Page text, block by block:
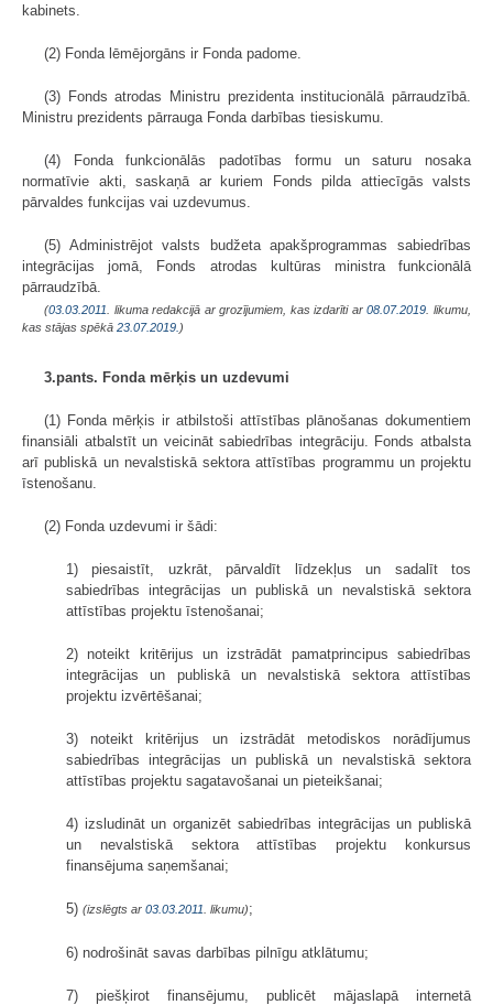
kabinets.
(2) Fonda lēmējorgāns ir Fonda padome.
(3) Fonds atrodas Ministru prezidenta institucionālā pārraudzībā.
Ministru prezidents pārrauga Fonda darbības tiesiskumu.
(4) Fonda funkcionālās padotības formu un saturu nosaka
normatīvie akti, saskaņā ar kuriem Fonds pilda attiecīgās valsts
pārvaldes funkcijas vai uzdevumus.
(5) Administrējot valsts budžeta apakšprogrammas sabiedrības
integrācijas jomā, Fonds atrodas kultūras ministra funkcionālā
pārraudzībā.
(03.03.2011 . likuma redakcijā ar grozījumiem, kas izdarīti ar08.07.2019 . likumu,
kas stājas spēkā 23.07.2019. )
3.pants. Fonda mērķis un uzdevumi
(1) Fonda mērķis ir atbilstoši attīstības plānošanas dokumentiem
finansiāli atbalstīt un veicināt sabiedrības integrāciju. Fonds atbalsta
arī publiskā un nevalstiskā sektora attīstības programmu un projektu
īstenošanu.
(2) Fonda uzdevumi ir šādi:
1) piesaistīt, uzkrāt, pārvaldīt līdzekļus un sadalīt tos
sabiedrības integrācijas un publiskā un nevalstiskā sektora
attīstības projektu īstenošanai;
2) noteikt kritērijus un izstrādāt pamatprincipus sabiedrības
integrācijas un publiskā un nevalstiskā sektora attīstības
projektu izvērtēšanai;
3) noteikt kritērijus un izstrādāt metodiskos norādījumus
sabiedrības integrācijas un publiskā un nevalstiskā sektora
attīstības projektu sagatavošanai un pieteikšanai;
4) izsludināt un organizēt sabiedrības integrācijas un publiskā
un nevalstiskā sektora attīstības projektu konkursus
finansējuma saņemšanai;
5) (izslēgts ar 03.03.2011 . likumu);
6) nodrošināt savas darbības pilnīgu atklātumu;
7) piešķirot finansējumu, publicēt mājaslapā internetā